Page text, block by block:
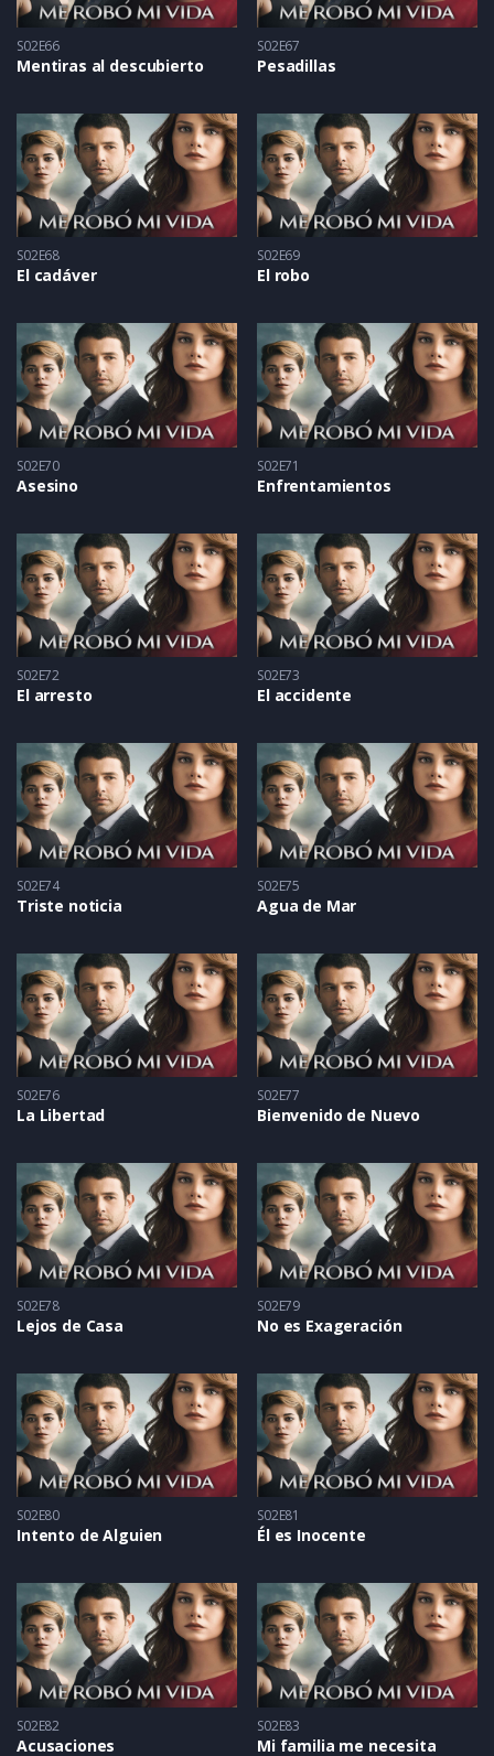
S02E66
Mentiras al descubierto
S02E67
Pesadillas
S02E68
El cadáver
S02E69
El robo
S02E70
Asesino
S02E71
Enfrentamientos
S02E72
El arresto
S02E73
El accidente
S02E74
Triste noticia
S02E75
Agua de Mar
S02E76
La Libertad
S02E77
Bienvenido de Nuevo
S02E78
Lejos de Casa
S02E79
No es Exageración
S02E80
Intento de Alguien
S02E81
Él es Inocente
S02E82
Acusaciones
S02E83
Mi familia me necesita